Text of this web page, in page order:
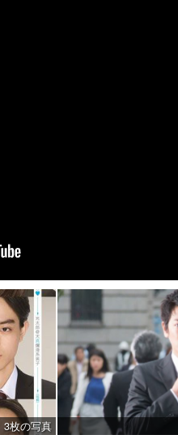
3枚の写真